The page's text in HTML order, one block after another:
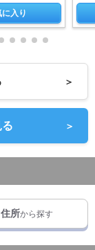
に入り
＞
＞
住所から探す